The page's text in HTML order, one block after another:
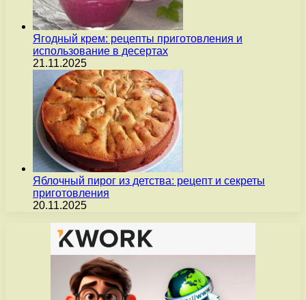
Ягодный крем: рецепты приготовления и
использование в десертах
21.11.2025
Яблочный пирог из детства: рецепт и секреты
приготовления
20.11.2025